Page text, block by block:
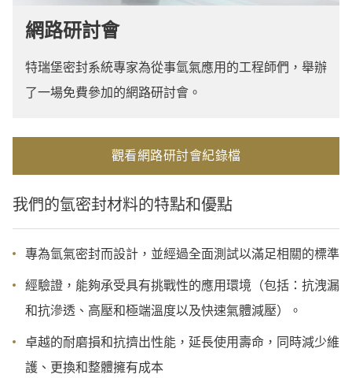
網路研討會
特瑞堡密封系統專家為從事氫氣應用的工程師們，舉辦
了一場免費參加的網路研討會。
觀看網路研討會紀錄檔
我們的氫密封材料的特點和優點
專為氫氣密封而設計，並經過全面測試以滿足相關的標準
經驗證，能夠承受具有挑戰性的應用環境（包括：抗洩漏
和抗滲透、高壓和極端溫度以及快速氣體減壓）。
卓越的耐磨損和抗擠出性能，延長使用壽命，同時減少維
護、更換和整體擁有成本